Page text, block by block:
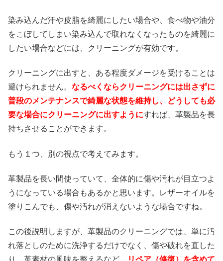
染み込んだ汗や皮脂を綺麗にしたい場合や、食べ物や油分
をこぼしてしまい染み込んで取れなくなったものを綺麗に
したい場合などには、クリーニングが有効です。
クリーニングに出すと、ある程度ダメージを受けることは
避けられません。 なるべくならクリーニングには出さずに
普段のメンテナンスで綺麗な状態を維持し、どうしても必
要な場合にクリーニングに出すようにすれば、革製品を長
持ちさせることができます。
もう１つ、別の視点で考えてみます。
革製品を長い間使っていて、全体的に傷や汚れが目立つよ
うになっている場合もあるかと思います。レザーオイルを
塗りこんでも、傷や汚れが消えないような場合ですね。
この後説明しますが、革製品のクリーニングでは、単に汚
れ落としのために洗浄するだけでなく、傷や破れを直した